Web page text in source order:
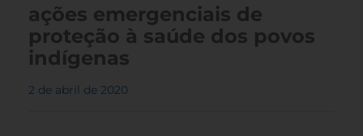
ações emergenciais de
proteção à saúde dos povos
indígenas
2 de abril de 2020